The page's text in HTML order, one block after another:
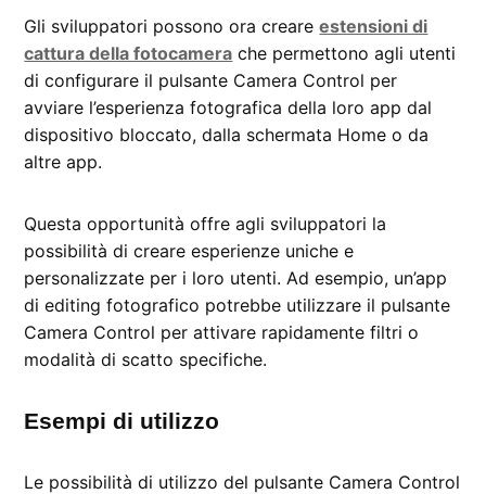
Gli sviluppatori possono ora creareestensioni di
cattura della fotocamera che permettono agli utenti
di configurare il pulsante Camera Control per
avviare l’esperienza fotografica della loro app dal
dispositivo bloccato, dalla schermata Home o da
altre app.
Questa opportunità offre agli sviluppatori la
possibilità di creare esperienze uniche e
personalizzate per i loro utenti. Ad esempio, un’app
di editing fotografico potrebbe utilizzare il pulsante
Camera Control per attivare rapidamente filtri o
modalità di scatto specifiche.
Esempi di utilizzo
Le possibilità di utilizzo del pulsante Camera Control